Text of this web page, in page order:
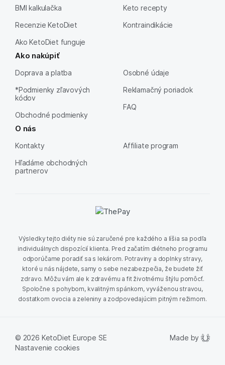
BMI kalkulačka
Recenzie KetoDiet
Ako KetoDiet funguje
Keto recepty
Kontraindikácie
Ako nakúpiť
Doprava a platba
*Podmienky zľavových
kódov
Obchodné podmienky
Osobné údaje
Reklamačný poriadok
FAQ
O nás
Kontakty
Hľadáme obchodných
partnerov
Affiliate program
Výsledky tejto diéty nie sú zaručené pre každého a líšia sa podľa
individuálnych dispozícií klienta. Pred začatím diétneho programu
odporúčame poradiť sa s lekárom. Potraviny a doplnky stravy,
ktoré u nás nájdete, samy o sebe nezabezpečia, že budete žiť
zdravo. Môžu vám ale k zdravému a fit životnému štýlu pomôcť.
Spoločne s pohybom, kvalitným spánkom, vyváženou stravou,
dostatkom ovocia a zeleniny a zodpovedajúcim pitným režimom.
© 2026 KetoDiet Europe SE
Nastavenie cookies
Made by